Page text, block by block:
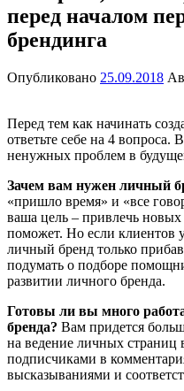
перед началом
брендинга
Опубликовано 25.09.2018
Перед тем как начинать
ответьте себе на 4 вопроса.
ненужных проблем в
Зачем вам нужен личный
«пришло время» и «все
ваша цель – привлечь
поможет. Но если клиентов
личный бренд только
подумать о подборе
развитии личного бренда.
Готовы ли вы много
бренда? Вам придется
на ведение личных страниц
подписчиками в
высказываниями и